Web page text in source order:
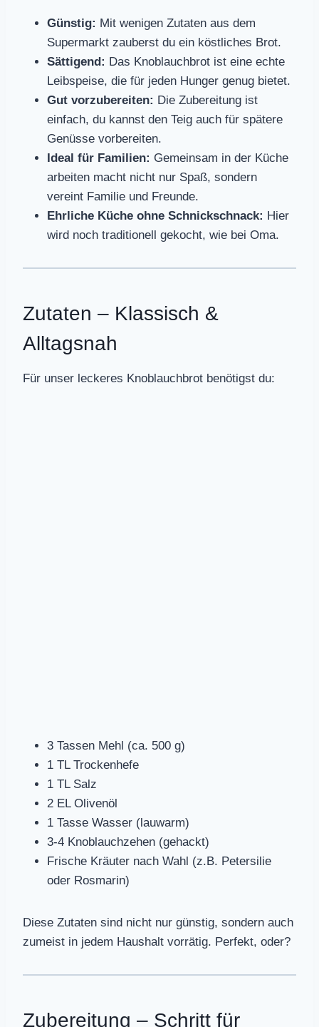
Günstig: Mit wenigen Zutaten aus dem
Supermarkt zauberst du ein köstliches Brot.
Sättigend: Das Knoblauchbrot ist eine echte
Leibspeise, die für jeden Hunger genug bietet.
Gut vorzubereiten: Die Zubereitung ist
einfach, du kannst den Teig auch für spätere
Genüsse vorbereiten.
Ideal für Familien: Gemeinsam in der Küche
arbeiten macht nicht nur Spaß, sondern
vereint Familie und Freunde.
Ehrliche Küche ohne Schnickschnack: Hier
wird noch traditionell gekocht, wie bei Oma.
Zutaten – Klassisch &
Alltagsnah
Für unser leckeres Knoblauchbrot benötigst du:
3 Tassen Mehl (ca. 500 g)
1 TL Trockenhefe
1 TL Salz
2 EL Olivenöl
1 Tasse Wasser (lauwarm)
3-4 Knoblauchzehen (gehackt)
Frische Kräuter nach Wahl (z.B. Petersilie
oder Rosmarin)
Diese Zutaten sind nicht nur günstig, sondern auch
zumeist in jedem Haushalt vorrätig. Perfekt, oder?
Zubereitung – Schritt für